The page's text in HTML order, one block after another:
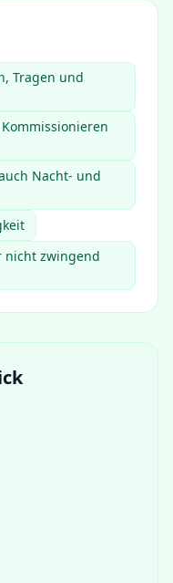
Tragen und
Nacht- und
nicht zwingend